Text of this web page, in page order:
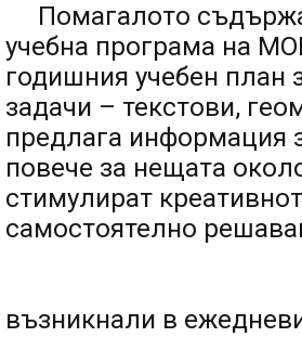
Помагалото съдържа
учебна програма на
годишния учебен план
задачи – текстови,
предлага информация
повече за нещата
стимулират
самостоятелно
възникнали в